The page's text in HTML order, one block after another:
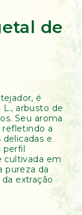
de
é
arbusto de
Seu aroma
refletindo a
e
perfil
cultivada em
pureza da
extração